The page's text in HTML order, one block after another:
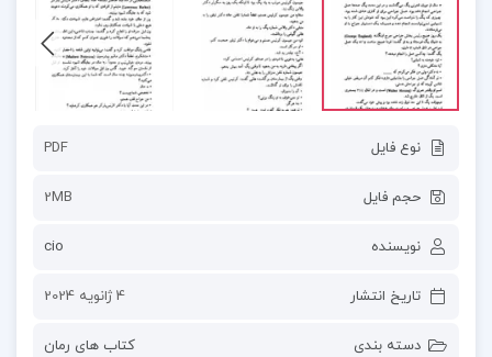
نوع فایل PDF
حجم فایل 2MB
نویسنده cio
تاریخ انتشار 4 ژانویه 2024
دسته بندی کتاب های رمان